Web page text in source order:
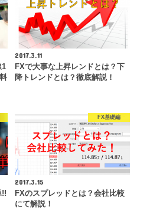
1
2017.3.11
FXで大事な上昇レンドとは？下
降トレンドとは？徹底解説！
!!
FX基礎編
2017.3.15
FXのスプレッドとは？会社比較
にて解説！